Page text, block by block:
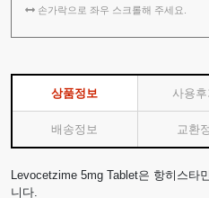
손가락으로 좌우 스크롤해 주세요.
상품정보 사용후
배송정보 교환
Levocetzime 5mg Tablet은 항히스타
니다.